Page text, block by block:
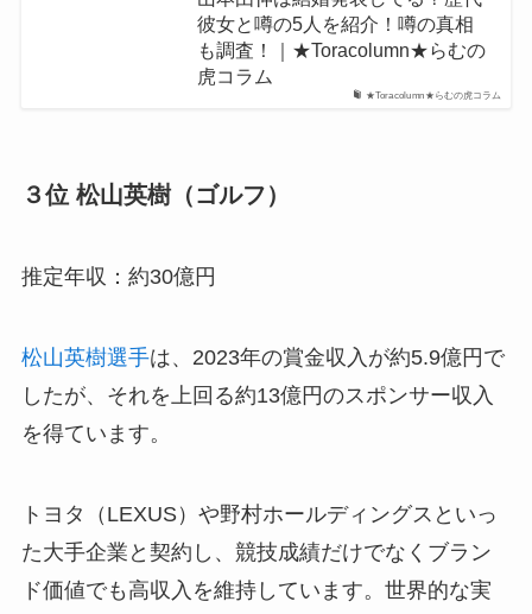
★Toracolumn★らむの虎コラム
彼女と噂の5人を紹介！噂の真相
も調査！｜★Toracolumn★らむの
虎コラム
３位 松山英樹（ゴルフ）
推定年収：約30億円
松山英樹選手は、2023年の賞金収入が約5.9億円で
したが、それを上回る約13億円のスポンサー収入
を得ています。
トヨタ（LEXUS）や野村ホールディングスといっ
た大手企業と契約し、競技成績だけでなくブラン
ド価値でも高収入を維持しています。世界的な実